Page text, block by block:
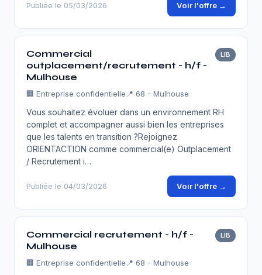
Publiée le 05/03/2026 Voir l'offre →
Commercial
outplacement/recrutement - h/f -
Mulhouse
LIB
🏢 Entreprise confidentielle 📍 68 - Mulhouse
Vous souhaitez évoluer dans un environnement RH
complet et accompagner aussi bien les entreprises
que les talents en transition ?Rejoignez
ORIENTACTION comme commercial(e) Outplacement
/ Recrutement i…
Publiée le 04/03/2026 Voir l'offre →
Commercial recrutement - h/f -
Mulhouse
LIB
🏢 Entreprise confidentielle 📍 68 - Mulhouse